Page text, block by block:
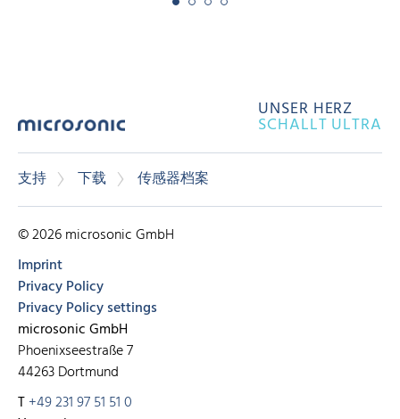
UNSER HERZ
SCHALLT ULTRA
支持 下载 传感器档案
© 2026 microsonic GmbH
Imprint
Privacy Policy
Privacy Policy settings
microsonic GmbH
Phoenixseestraße 7
44263 Dortmund
T+49 231 97 51 51 0